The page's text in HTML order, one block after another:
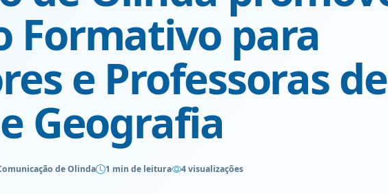
Formativo para
e Professoras de
Geografia
de Olinda 1 min de leitura 4 visualizações